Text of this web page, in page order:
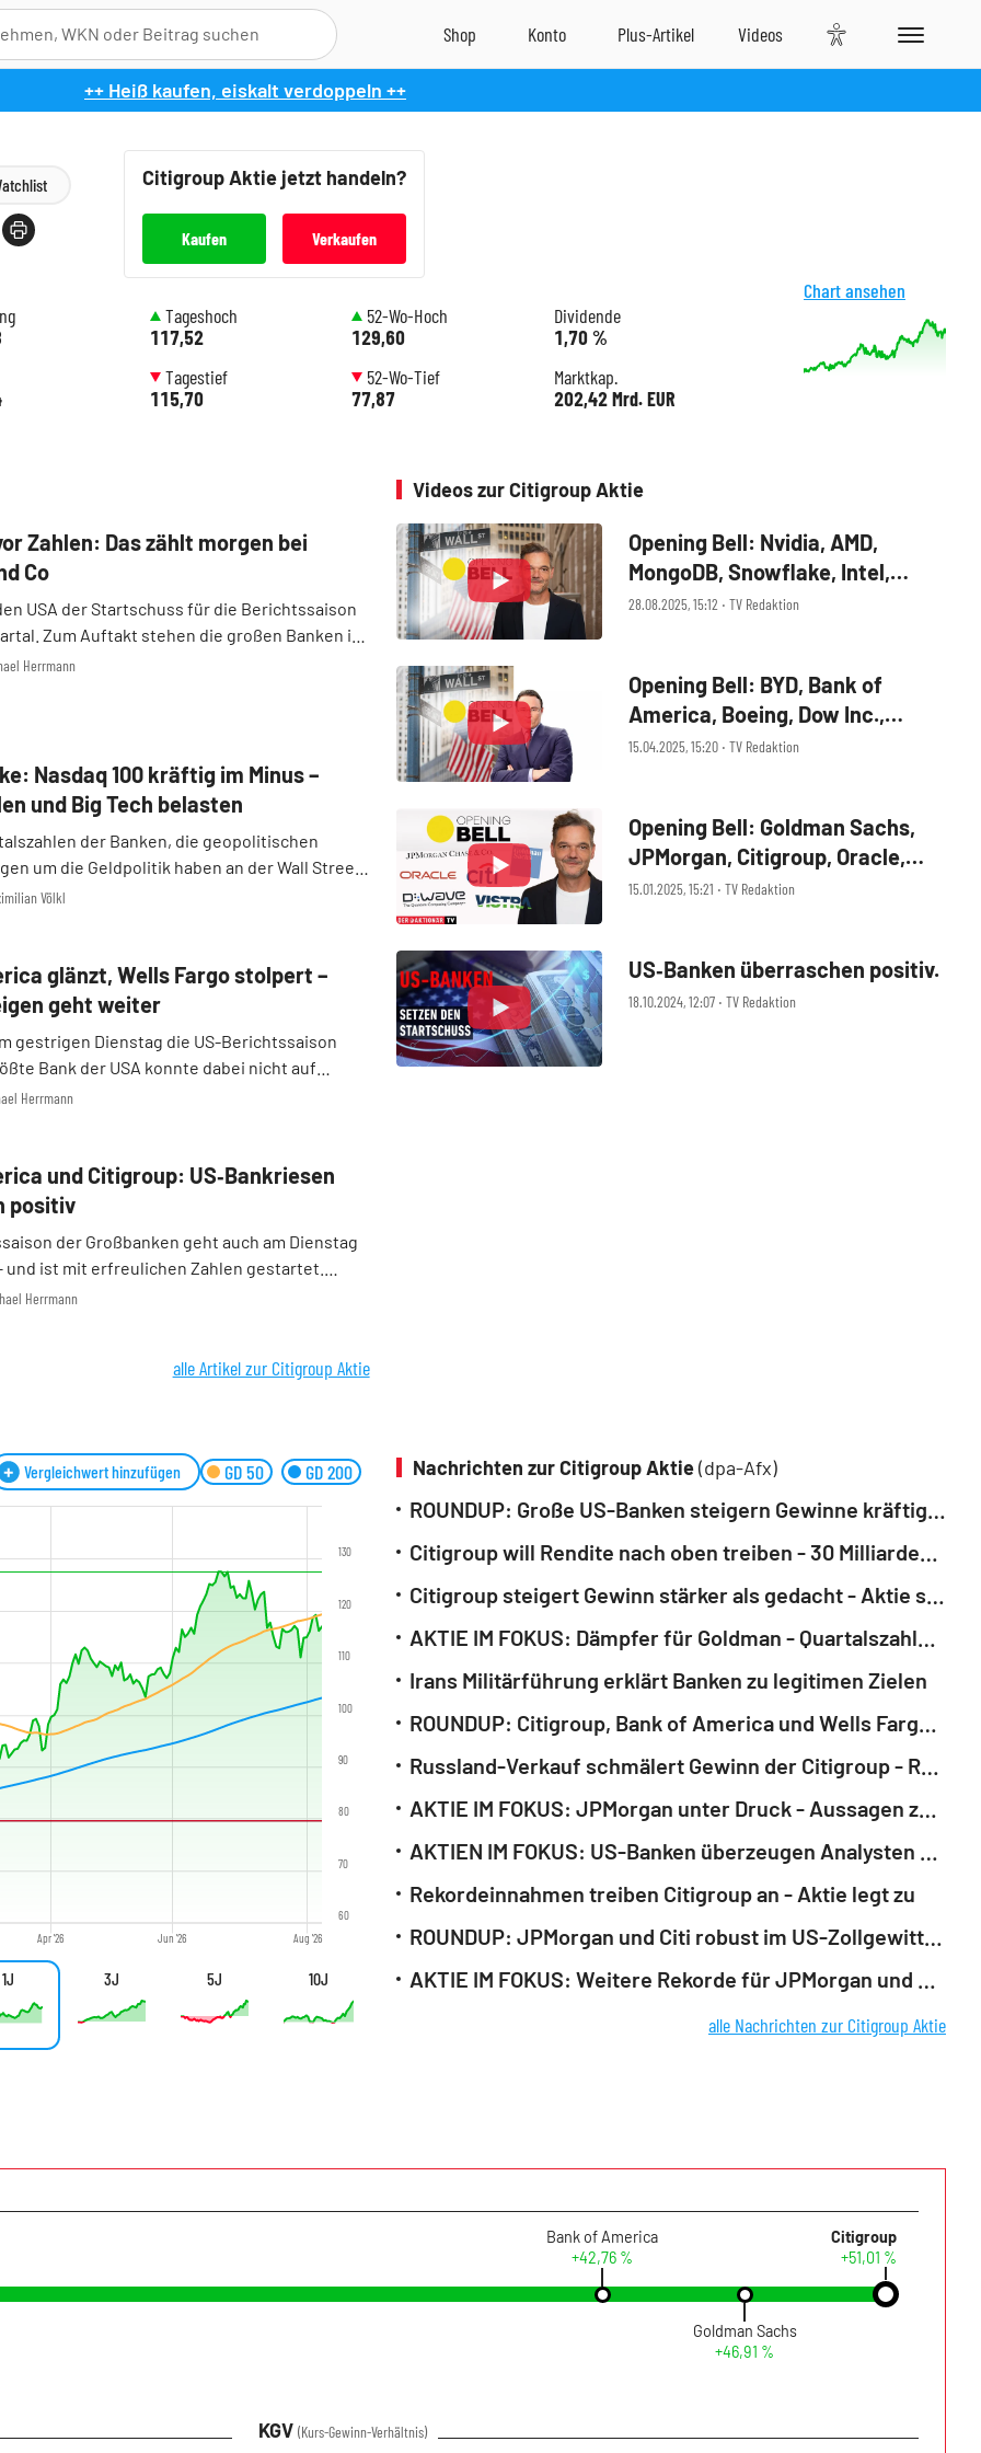
++ Heiß kaufen, eiskalt verdoppeln ++
Chart ansehen
CitigroupAktie jetzt handeln?
Kaufen Verkaufen
Tageshoch
117,52
Tagestief
115,70
52-Wo-Hoch
129,60
52-Wo-Tief
77,87
Dividende
1,70 %
Marktkap.
202,42 Mrd. EUR
Herrmann
Zahlen: Das zählt morgen bei
Co
USA der Startschuss für die Berichtssaison
Zum Auftakt stehen die großen Banken im
sind hoch. DER AKTIONÄR zeigt, was
Völkl
Nasdaq 100 kräftig im Minus –
und Big Tech belasten
der Banken, die geopolitischen
um die Geldpolitik haben an der Wall Street
Tech für Verluste gesorgt. Der Dow Jones fiel
Herrmann
glänzt, Wells Fargo stolpert –
geht weiter
gestrigen Dienstag die US-Berichtssaison
Bank der USA konnte dabei nicht auf
Am Mittwoch haben mit der Bank of
Herrmann
und Citigroup: US‑Bankriesen
positiv
der Großbanken geht auch am Dienstag
und ist mit erfreulichen Zahlen gestartet.
of America als auch die Citigroup haben im
alle Artikel zur Citigroup Aktie
Videos zur Citigroup Aktie
28.08.2025, 15:12 ‧ TV Redaktion
Opening Bell: Nvidia, AMD,
MongoDB, Snowflake, Intel,
Alphabet, Ralph Lauren, Bank of
15.04.2025, 15:20 ‧ TV Redaktion
Opening Bell: BYD, Bank of
America, Boeing, Dow Inc.,
Citigroup, Johnson & Johnson,
15.01.2025, 15:21 ‧ TV Redaktion
Opening Bell: Goldman Sachs,
JPMorgan, Citigroup, Oracle,
Constellation Energy, Vistra
18.10.2024, 12:07 ‧ TV Redaktion
US‑Banken überraschen positiv.
Vergleichwert hinzufügen GD 50 GD 200
Apr '26 Jun '26 Aug '26
60
70
80
90
100
110
120
130
1J 3J 5J 10J
Nachrichten zur Citigroup Aktie(dpa-Afx)
ROUNDUP: Große US-Banken steigern Gewinne kräftig - Aktien legen zu
Citigroup will Rendite nach oben treiben - 30 Milliarden für Aktienrückkauf
Citigroup steigert Gewinn stärker als gedacht - Aktie steigt
AKTIE IM FOKUS: Dämpfer für Goldman - Quartalszahlen kein Treiber
Irans Militärführung erklärt Banken zu legitimen Zielen
ROUNDUP: Citigroup, Bank of America und Wells Fargo können nicht überzeugen
Russland-Verkauf schmälert Gewinn der Citigroup - Renditeziel bestätigt
AKTIE IM FOKUS: JPMorgan unter Druck - Aussagen zum Konsumumfeld und Kosten
AKTIEN IM FOKUS: US-Banken überzeugen Analysten - Anleger teils vorsichtig
Rekordeinnahmen treiben Citigroup an - Aktie legt zu
ROUNDUP: JPMorgan und Citi robust im US-Zollgewitter - Wells Fargo schwächelt
AKTIE IM FOKUS: Weitere Rekorde für JPMorgan und Goldman nach Stresstest
alle Nachrichten zur Citigroup Aktie
Bank of America
+42,76 %
Goldman Sachs
+46,91 %
Citigroup
+51,01 %
KGV (Kurs-Gewinn-Verhältnis)